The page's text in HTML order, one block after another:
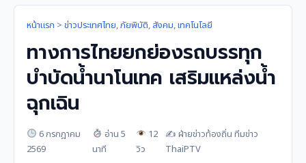
หน้าแรก > ข่าวประเทศไทย,ภัยพิบัติ, สังคม,เทคโนโลยี
ทางการไทยยกย่องรถบรรทุก
บำบัดน้ำนาโนเทค เสริมแหล่งน้ำ
ฉุกเฉิน
6 กรกฎาคม
2569
อ่าน 5
นาที
12
วิว
✍️ ฝ่ายข่าวท้องถิ่น ทีมข่าว
ThaiPTV